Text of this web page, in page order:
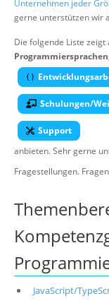
Unternehmen jeder
gerne unterstützen wir
Die folgende Liste
Programmiersprachen
Schulungen/
Support
anbieten. Sehr gerne
Fragestellungen.
JavaScript/